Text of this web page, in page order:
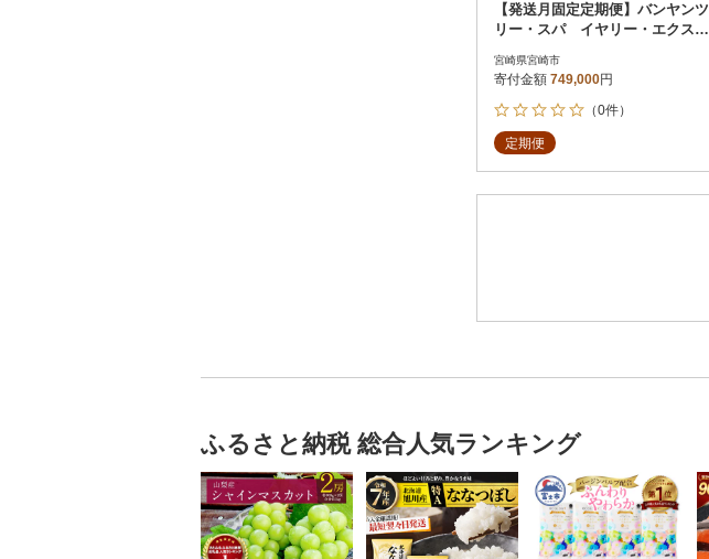
【発送月固定定期便】バンヤンツ
リー・スパ イヤリー・エクスペ
宮崎県宮崎市
寄付金額 749,000円
（0件）
定期便
ふるさと納税 総合人気ランキング